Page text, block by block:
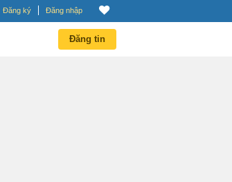
Đăng ký Đăng nhập
Đăng tin